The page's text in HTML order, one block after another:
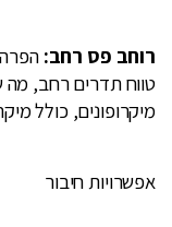
רוחב פס רחב:
טווח תדרים רחב, מה
מיקרופונים, כולל
אפשרויות חיבור